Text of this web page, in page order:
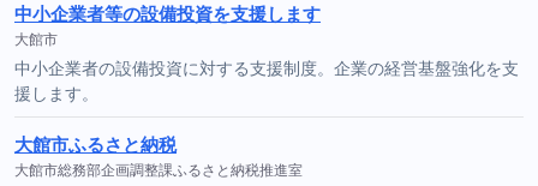
中小企業者等の設備投資を支援します
大館市
中小企業者の設備投資に対する支援制度。企業の経営基盤強化を支
援します。
大館市ふるさと納税
大館市総務部企画調整課ふるさと納税推進室